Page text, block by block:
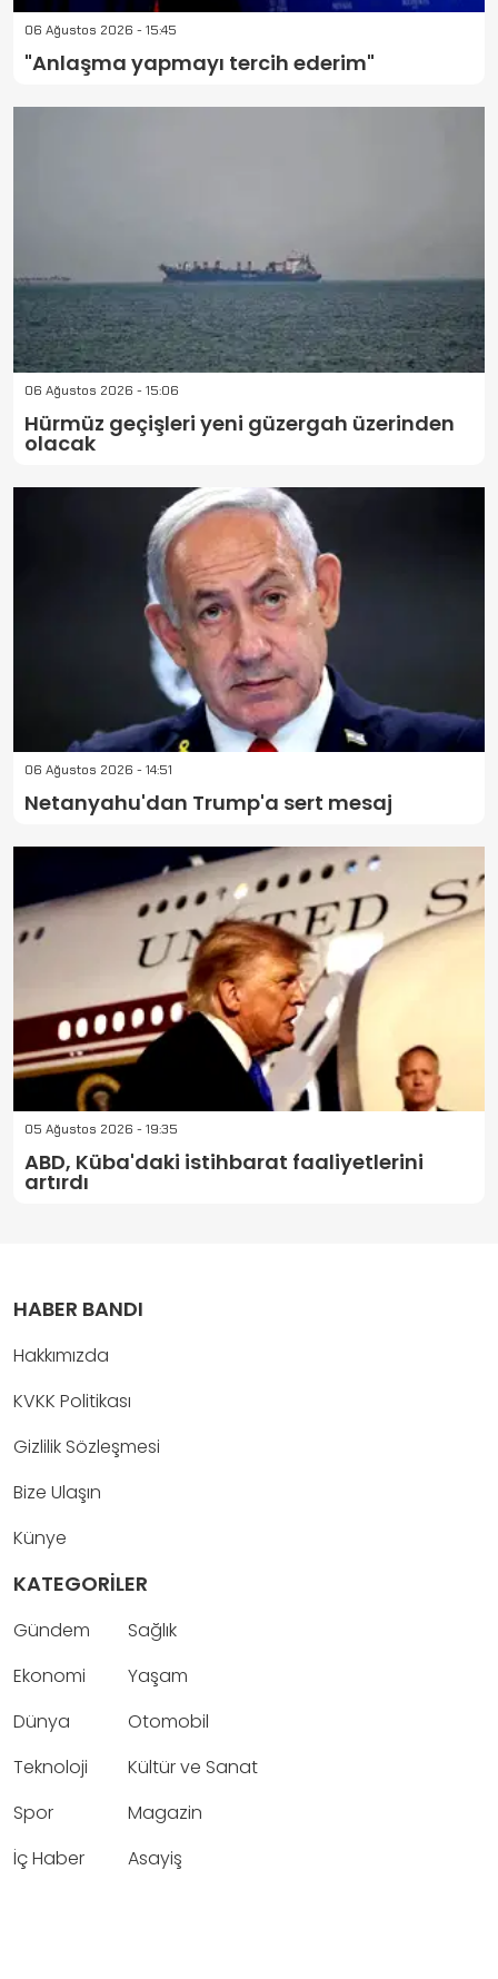
06 Ağustos 2026 - 15:45
"Anlaşma yapmayı tercih ederim"
06 Ağustos 2026 - 15:06
Hürmüz geçişleri yeni güzergah üzerinden
olacak
06 Ağustos 2026 - 14:51
Netanyahu'dan Trump'a sert mesaj
05 Ağustos 2026 - 19:35
ABD, Küba'daki istihbarat faaliyetlerini
artırdı
HABER BANDI
Hakkımızda
KVKK Politikası
Gizlilik Sözleşmesi
Bize Ulaşın
Künye
KATEGORİLER
Gündem
Ekonomi
Dünya
Teknoloji
Spor
İç Haber
Sağlık
Yaşam
Otomobil
Kültür ve Sanat
Magazin
Asayiş